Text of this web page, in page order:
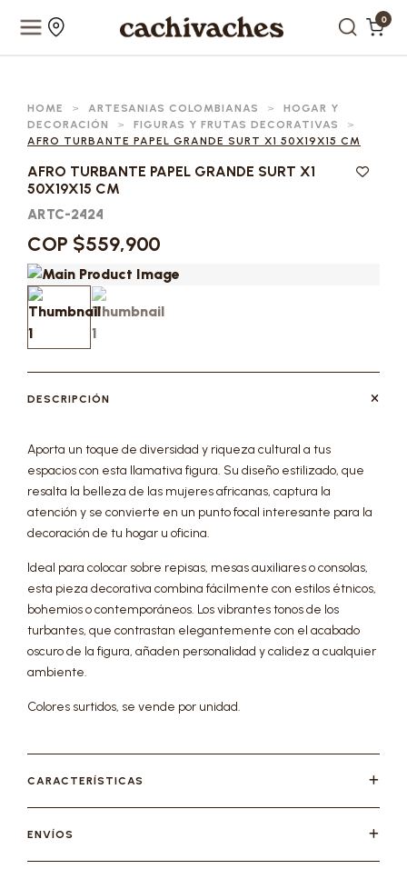
0
HOME > ARTESANIAS COLOMBIANAS >
HOGAR Y
DECORACIÓN
> FIGURAS Y FRUTAS DECORATIVAS
>
AFRO TURBANTE PAPEL GRANDE SURT X1 50X19X15 CM
AFRO TURBANTE PAPEL GRANDE SURT X1
50X19X15 CM
ARTC-2424
COP $559,900
DESCRIPCIÓN
Aporta un toque de diversidad y riqueza cultural a tus
espacios con esta llamativa figura. Su diseño estilizado, que
resalta la belleza de las mujeres africanas, captura la
atención y se convierte en un punto focal interesante para la
decoración de tu hogar u oficina.
Ideal para colocar sobre repisas, mesas auxiliares o consolas,
esta pieza decorativa combina fácilmente con estilos étnicos,
bohemios o contemporáneos. Los vibrantes tonos de los
turbantes, que contrastan elegantemente con el acabado
oscuro de la figura, añaden personalidad y calidez a cualquier
ambiente.
Colores surtidos, se vende por unidad.
CARACTERÍSTICAS
ENVÍOS